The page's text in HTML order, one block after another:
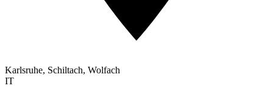
Karlsruhe, Schiltach, Wolfach
IT